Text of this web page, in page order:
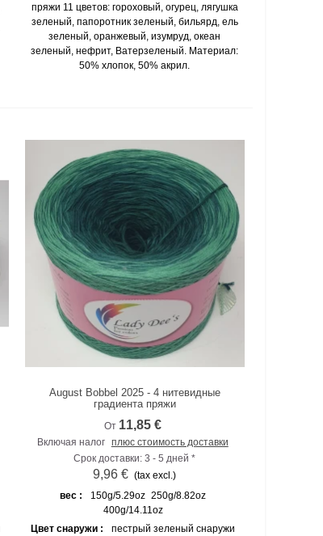
пряжи 11 цветов: гороховый, огурец, лягушка
зеленый, папоротник зеленый, бильярд, ель
зеленый, оранжевый, изумруд, океан
зеленый, нефрит, Ватерзеленый. Материал:
50% хлопок, 50% акрил.
К сравнению
August Bobbel 2025 - 4 нитевидные
градиента пряжи
От 11,85 €
Включая налог плюс стоимость доставки
Срок доставки: 3 - 5 дней *
9,96 € (tax excl.)
вес :
150g/5.29oz 250g/8.82oz
400g/14.11oz
Цвет снаружи :
пестрый зеленый снаружи